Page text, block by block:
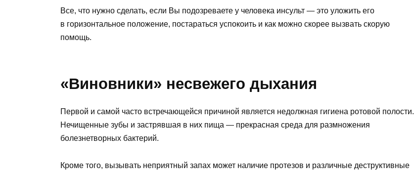
Все, что нужно сделать, если Вы подозреваете у человека инсульт — это уложить его
в горизонтальное положение, постараться успокоить и как можно скорее вызвать скорую
помощь.
«Виновники» несвежего дыхания
Первой и самой часто встречающейся причиной является недолжная гигиена ротовой полости.
Нечищенные зубы и застрявшая в них пища — прекрасная среда для размножения
болезнетворных бактерий.
Кроме того, вызывать неприятный запах может наличие протезов и различные деструктивные